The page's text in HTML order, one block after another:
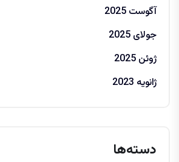
آگوست 2025
جولای 2025
ژوئن 2025
ژانویه 2023
دسته‌ها